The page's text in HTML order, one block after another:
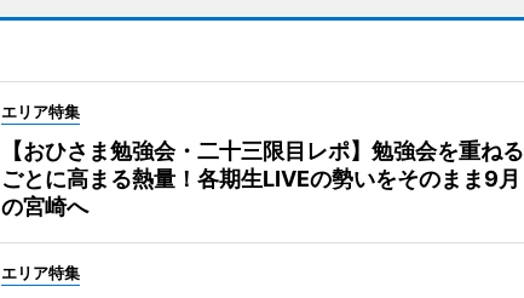
エリア特集
【おひさま勉強会・二十三限目レポ】勉強会を重ねる
ごとに高まる熱量！各期生LIVEの勢いをそのまま9月
の宮崎へ
エリア特集